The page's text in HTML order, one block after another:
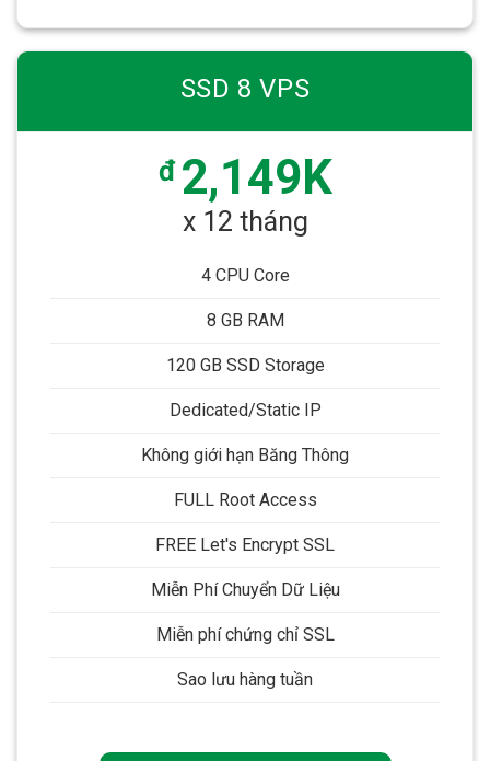
SSD 8 VPS
đ 2,149K
x 12 tháng
4 CPU Core
8 GB RAM
120 GB SSD Storage
Dedicated/Static IP
Không giới hạn Băng Thông
FULL Root Access
FREE Let's Encrypt SSL
Miễn Phí Chuyển Dữ Liệu
Miễn phí chứng chỉ SSL
Sao lưu hàng tuần